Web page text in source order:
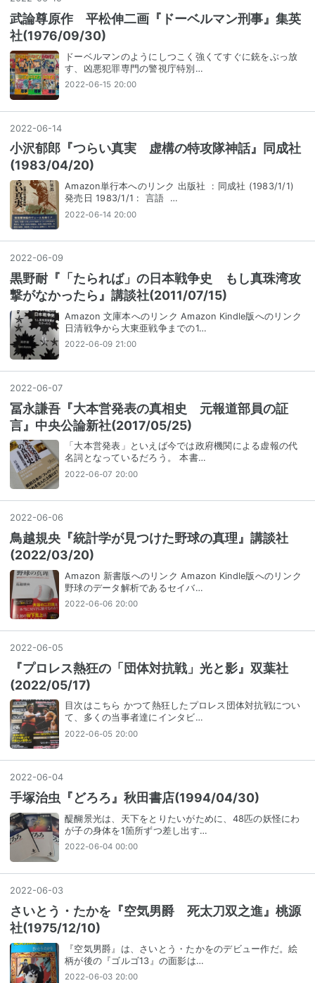
武論尊原作 平松伸二画『ドーベルマン刑事』集英
社(1976/09/30)
ドーベルマンのようにしつこく強くてすぐに銃をぶっ放
す、凶悪犯罪専門の警視庁特別…
2022-06-15 20:00
2022-06-14
小沢郁郎『つらい真実 虚構の特攻隊神話』同成社
(1983/04/20)
Amazon単行本へのリンク 出版社 ‏ : 同成社 (1983/1/1)
発売日 ‏ : 1983/1/1 言語 ‏ …
2022-06-14 20:00
2022-06-09
黒野耐『「たられば」の日本戦争史 もし真珠湾攻
撃がなかったら』講談社(2011/07/15)
Amazon 文庫本へのリンク Amazon Kindle版へのリンク
日清戦争から大東亜戦争までの1…
2022-06-09 21:00
2022-06-07
冨永謙吾『大本営発表の真相史 元報道部員の証
言』中央公論新社(2017/05/25)
「大本営発表」といえば今では政府機関による虚報の代
名詞となっているだろう。 本書…
2022-06-07 20:00
2022-06-06
鳥越規央『統計学が見つけた野球の真理』講談社
(2022/03/20)
Amazon 新書版へのリンク Amazon Kindle版へのリンク
野球のデータ解析であるセイバ…
2022-06-06 20:00
2022-06-05
『プロレス熱狂の「団体対抗戦」光と影』双葉社
(2022/05/17)
目次はこちら かつて熱狂したプロレス団体対抗戦につい
て、多くの当事者達にインタビ…
2022-06-05 20:00
2022-06-04
手塚治虫『どろろ』秋田書店(1994/04/30)
醍醐景光は、天下をとりたいがために、48匹の妖怪にわ
が子の身体を1箇所ずつ差し出す…
2022-06-04 00:00
2022-06-03
さいとう・たかを『空気男爵 死太刀双之進』桃源
社(1975/12/10)
『空気男爵』は、さいとう・たかをのデビュー作だ。絵
柄が後の『ゴルゴ13』の面影は…
2022-06-03 20:00